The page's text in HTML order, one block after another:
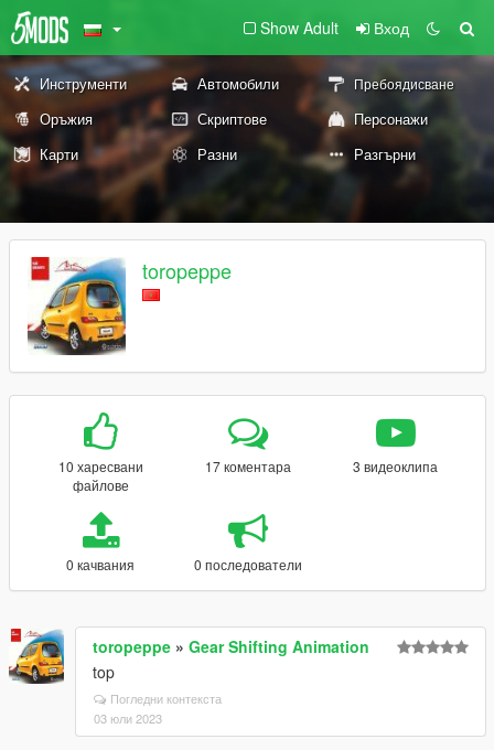
Show Adult Вход
Инструменти Автомобили Пребоядисване
Оръжия Скриптове
Персонажи
Карти
Разни Разгърни
toropeppe
10 харесвани
файлове
17 коментара 3 видеоклипа
0 качвания 0 последователи
toropeppe » Gear Shifting Animation
top
Погледни контекста
03 юли 2023